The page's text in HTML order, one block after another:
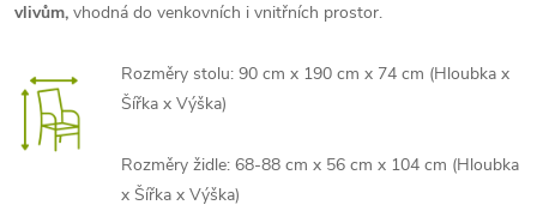
vlivům, vhodná do venkovních i vnitřních prostor.
Rozměry stolu: 90 cm x 190 cm x 74 cm (Hloubka x
Šířka x Výška)
Rozměry židle: 68-88 cm x 56 cm x 104 cm (Hloubka
x Šířka x Výška)